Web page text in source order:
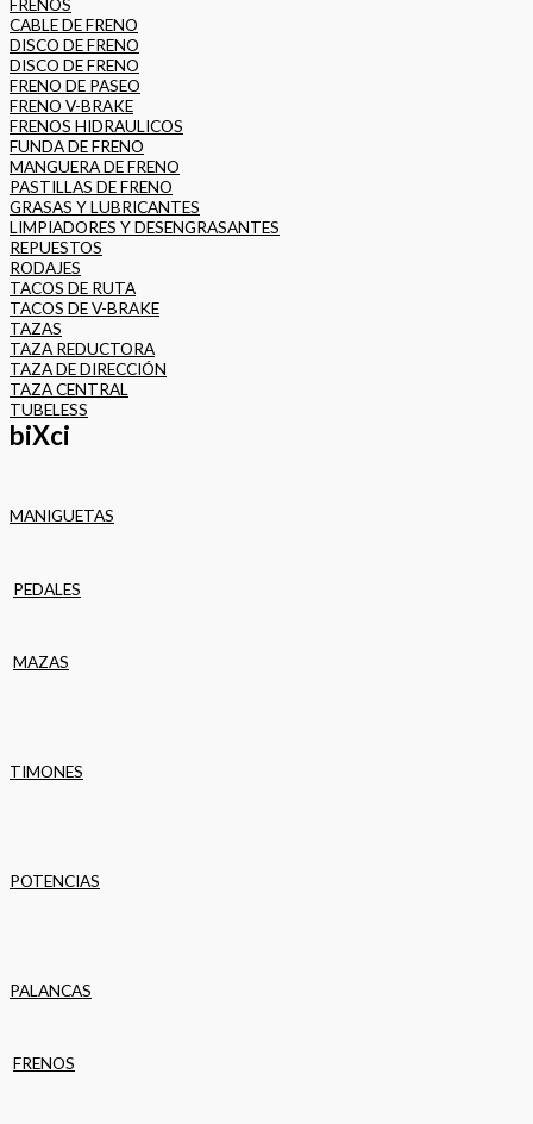
FRENOS
CABLE DE FRENO
DISCO DE FRENO
DISCO DE FRENO
FRENO DE PASEO
FRENO V-BRAKE
FRENOS HIDRAULICOS
FUNDA DE FRENO
MANGUERA DE FRENO
PASTILLAS DE FRENO
GRASAS Y LUBRICANTES
LIMPIADORES Y DESENGRASANTES
REPUESTOS
RODAJES
TACOS DE RUTA
TACOS DE V-BRAKE
TAZAS
TAZA REDUCTORA
TAZA DE DIRECCIÓN
TAZA CENTRAL
TUBELESS
biXci
MANIGUETAS
PEDALES
MAZAS
TIMONES
POTENCIAS
PALANCAS
FRENOS